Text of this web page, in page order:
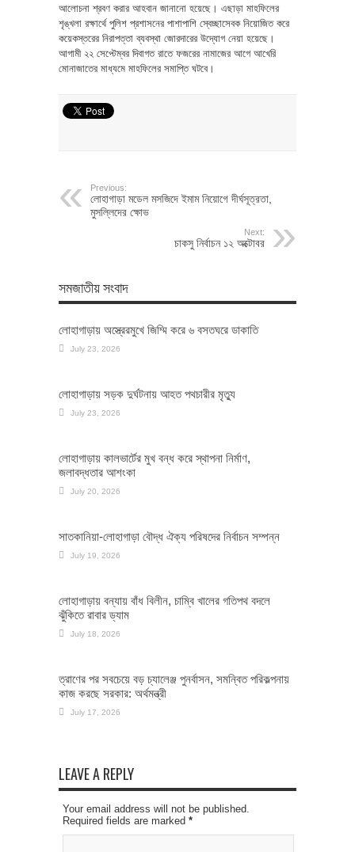
আলোচনা শ্রবণ করার আহবান জানানো হয়েছে। এছাড়া মাহফিলের
শৃঙ্খলা রক্ষার্থে পুলিশ প্রশাসনের পাশাপাশি স্বেচ্ছাসেবক নিয়োজিত করে
কয়েকস্তরের নিরাপত্তা ব্যবস্থা জোরদারের উদ্যোগ নেয়া হয়েছে।
আগামী ২২ সেপ্টেম্বর দিবাগত রাতে ফজরের নামাজের আগে আখেরি
মোনাজাতের মাধ্যমে মাহফিলের সমাপ্তি ঘটবে।
Previous:
লোহাগাড়া মডেল মসজিদে ইমাম নিয়োগে দীর্ঘসূত্রতা,
মুসল্লিদের ক্ষোভ
Next:
চাকসু নির্বাচন ১২ অক্টোবর
সমজাতীয় সংবাদ
লোহাগাড়ায় অস্ত্রেরমুখে জিম্মি করে ৬ বসতঘরে ডাকাতি
July 23, 2026
লোহাগাড়ায় সড়ক দুর্ঘটনায় আহত পথচারীর মৃত্যু
July 23, 2026
লোহাগাড়ায় কালভার্টের মুখ বন্ধ করে স্থাপনা নির্মাণ,
জলাবদ্ধতার আশংকা
July 20, 2026
সাতকানিয়া-লোহাগাড়া বৌদ্ধ ঐক্য পরিষদের নির্বাচন সম্পন্ন
July 19, 2026
লোহাগাড়ায় বন্যায় বাঁধ বিলীন, চাম্বি খালের গতিপথ বদলে
ঝুঁকিতে রাবার ড্যাম
July 18, 2026
ত্রাণের পর সবচেয়ে বড় চ্যালেঞ্জ পুনর্বাসন, সমন্বিত পরিকল্পনায়
কাজ করছে সরকার: অর্থমন্ত্রী
July 17, 2026
LEAVE A REPLY
Your email address will not be published.
Required fields are marked *